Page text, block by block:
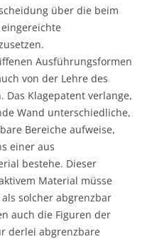
über die beim
Ausführungsformen
von der Lehre des
Das Klagepatent verlange,
Wand unterschiedliche,
Bereiche aufweise,
einer aus
bestehe. Dieser
Material müsse
solcher abgrenzbar
auch die Figuren der
derlei abgrenzbare